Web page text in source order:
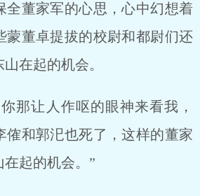
全董家军的心思，心中幻想着
蒙董卓提拔的校尉和都尉们还
在起的机会。
那让人作呕的眼神来看我，
傕和郭汜也死了，这样的董家
起的机会。”